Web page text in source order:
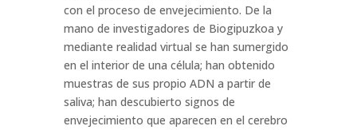
con el proceso de envejecimiento. De la
mano de investigadores de Biogipuzkoa y
mediante realidad virtual se han sumergido
en el interior de una célula; han obtenido
muestras de sus propio ADN a partir de
saliva; han descubierto signos de
envejecimiento que aparecen en el cerebro